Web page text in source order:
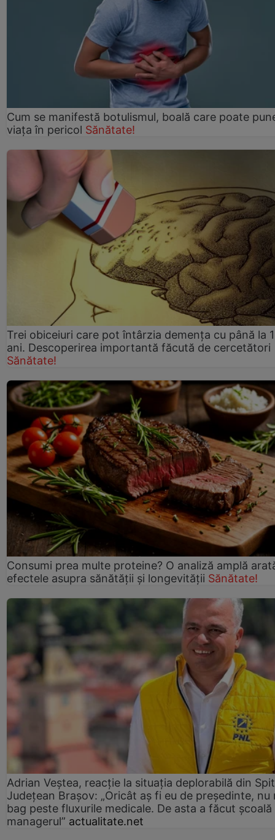
Cum se manifestă botulismul, boală care poate
viaţa în pericol Sănătate!
Trei obiceiuri care pot întârzia demența cu până la
ani. Descoperirea importantă făcută de cercetători
Sănătate!
Consumi prea multe proteine? O analiză amplă
efectele asupra sănătății și longevității Sănătate!
Adrian Veștea, reacție la situația deplorabilă din
Județean Brașov: „Oricât aș fi eu de președinte, nu
bag peste fluxurile medicale. De asta a făcut școală
managerul” actualitate.net